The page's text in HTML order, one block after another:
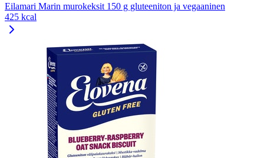
Eilamari Marin murokeksit 150 g gluteeniton ja vegaaninen
425 kcal